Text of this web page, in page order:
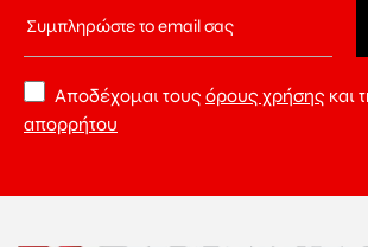
Αποδέχομαι τους όρους χρήσης και
απορρήτου